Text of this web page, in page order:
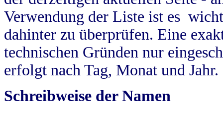
Verwendung der Liste ist es
dahinter zu überprüfen. Eine
technischen Gründen nur
erfolgt nach Tag, Monat und Jahr.
Schreibweise der Namen